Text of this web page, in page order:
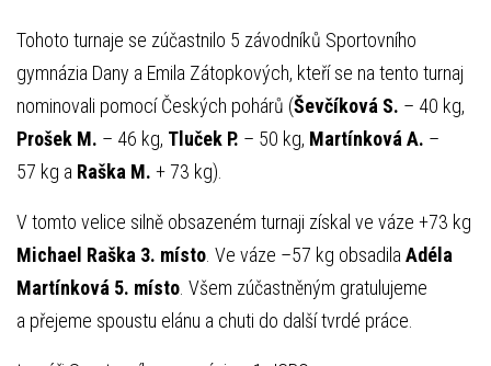
Tohoto turnaje se zúčastnilo 5 závodníků Sportovního
gymnázia Dany a Emila Zátopkových, kteří se na tento turnaj
nominovali pomocí Českých pohárů (Ševčíková S. – 40 kg,
Prošek M. – 46 kg, Tluček P. – 50 kg, Martínková A. –
57 kg a Raška M. + 73 kg).
V tomto velice silně obsazeném turnaji získal ve váze +73 kg
Michael Raška 3. místo. Ve váze –57 kg obsadilaAdéla
Martínková 5. místo. Všem zúčastněným gratulujeme
a přejeme spoustu elánu a chuti do další tvrdé práce.